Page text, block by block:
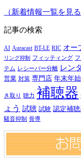
（新着情報一覧を見る
記事の検索
AI Auracast BT-LE RIC オー
リング抑制
フィッティング
テム レシーバー分離 レン
営業 対策 専門店 年末年始
き取り 聴力 補聴器
ょう 試聴 試験 認定補
騒音抑制 骨導